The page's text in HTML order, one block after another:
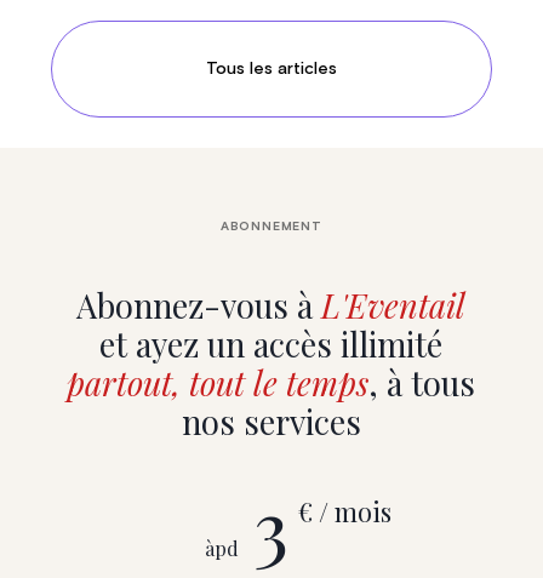
Tous les articles
Abonnez-vous àL'Eventail
et ayez un accès illimité
partout, tout le temps, à tous
nos services
ABONNEMENT
àpd 3 € / mois